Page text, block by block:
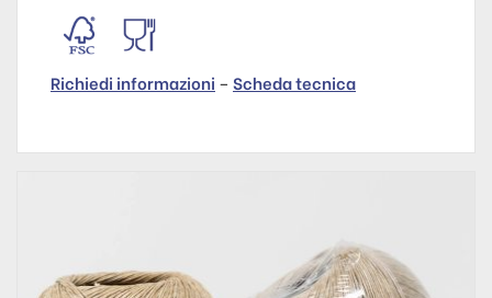
Richiedi informazioni – Scheda tecnica